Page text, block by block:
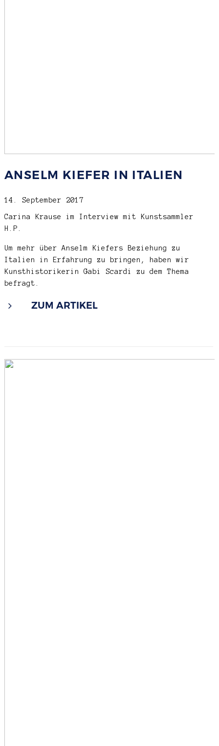
ANSELM KIEFER IN ITALIEN
14. September 2017
Carina Krause im Interview mit Kunstsammler
H.P.
Um mehr über Anselm Kiefers Beziehung zu
Italien in Erfahrung zu bringen, haben wir
Kunsthistorikerin Gabi Scardi zu dem Thema
befragt.
ZUM ARTIKEL